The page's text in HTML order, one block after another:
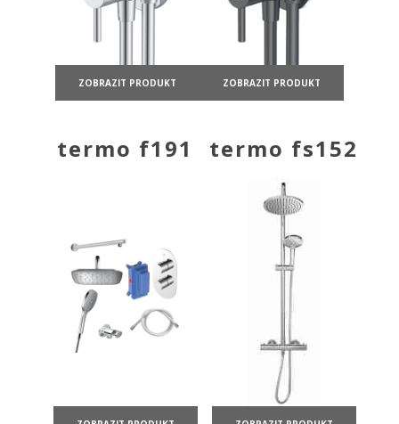
ZOBRAZIT PRODUKT ZOBRAZIT PRODUKT
termo f191 termo fs152